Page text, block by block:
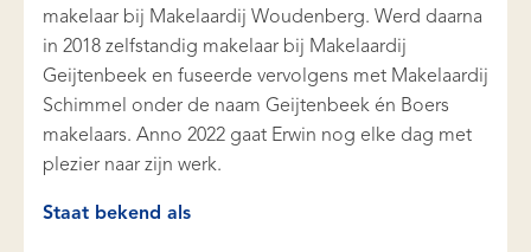
makelaar bij Makelaardij Woudenberg. Werd daarna
in 2018 zelfstandig makelaar bij Makelaardij
Geijtenbeek en fuseerde vervolgens met Makelaardij
Schimmel onder de naam Geijtenbeek én Boers
makelaars. Anno 2022 gaat Erwin nog elke dag met
plezier naar zijn werk.
Staat bekend als